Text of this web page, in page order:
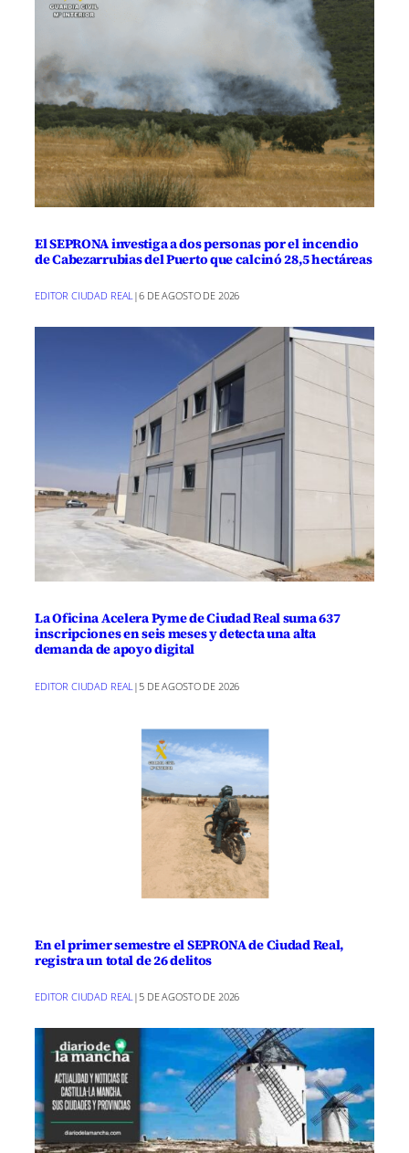
El SEPRONA investiga a dos personas por el incendio
de Cabezarrubias del Puerto que calcinó 28,5 hectáreas
EDITOR CIUDAD REAL|6 DE AGOSTO DE 2026
La Oficina Acelera Pyme de Ciudad Real suma 637
inscripciones en seis meses y detecta una alta
demanda de apoyo digital
EDITOR CIUDAD REAL | 5 DE AGOSTO DE 2026
En el primer semestre el SEPRONA de Ciudad Real,
registra un total de 26 delitos
EDITOR CIUDAD REAL | 5 DE AGOSTO DE 2026